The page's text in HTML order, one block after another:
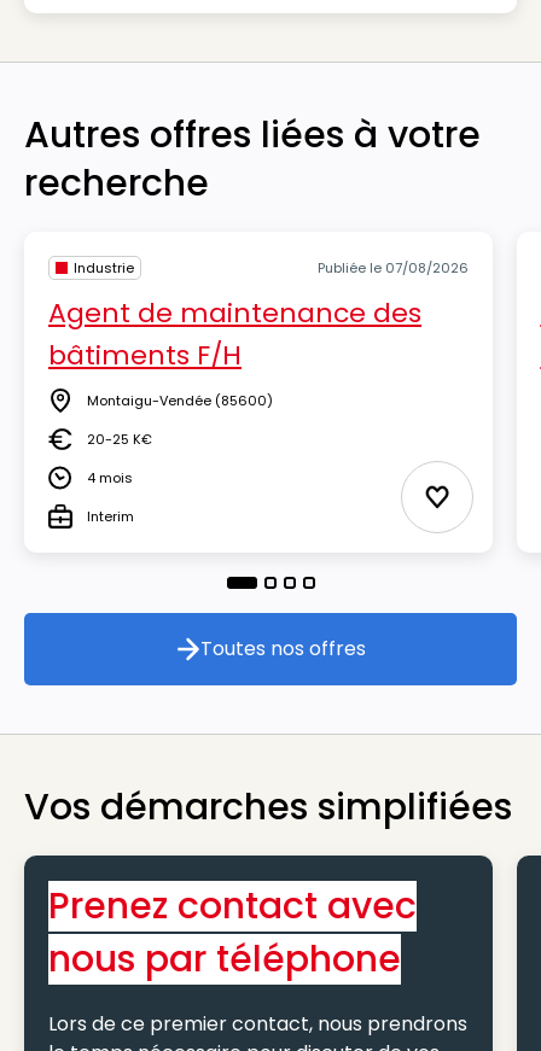
Autres offres liées à votre
recherche
Industrie Publiée le 07/08/2026
Agent de maintenance des
bâtiments F/H
Lieu Montaigu-Vendée (85600)
Salaire20-25 K€
Durée4 mois
TypeInterim Ajouter
Toutes nos offres
Toutes nos offres
Vos démarches simplifiées
Prenez contact avec
nous par téléphone
Lors de ce premier contact, nous prendrons